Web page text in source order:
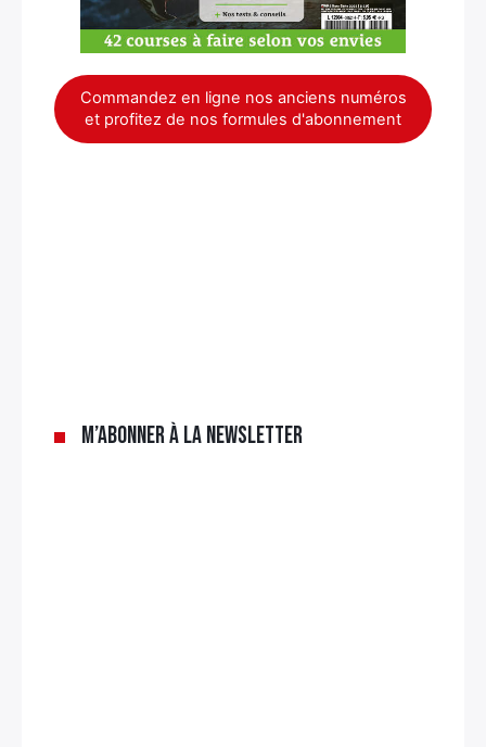
Commandez en ligne nos anciens numéros
et profitez de nos formules d'abonnement
M’abonner à la newsletter